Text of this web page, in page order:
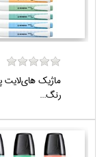
ماژيك هاي‌لايت
رنگ...